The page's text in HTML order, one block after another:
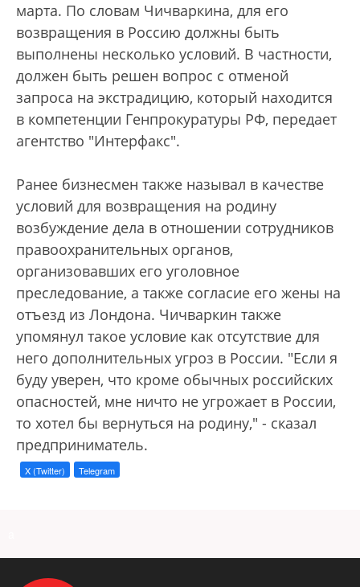
марта. По словам Чичваркина, для его
возвращения в Россию должны быть
выполнены несколько условий. В частности,
должен быть решен вопрос с отменой
запроса на экстрадицию, который находится
в компетенции Генпрокуратуры РФ, передает
агентство "Интерфакс".
Ранее бизнесмен также называл в качестве
условий для возвращения на родину
возбуждение дела в отношении сотрудников
правоохранительных органов,
организовавших его уголовное
преследование, а также согласие его жены на
отъезд из Лондона. Чичваркин также
упомянул такое условие как отсутствие для
него дополнительных угроз в России. "Если я
буду уверен, что кроме обычных российских
опасностей, мне ничто не угрожает в России,
то хотел бы вернуться на родину," - сказал
предприниматель.
X (Twitter) Telegram